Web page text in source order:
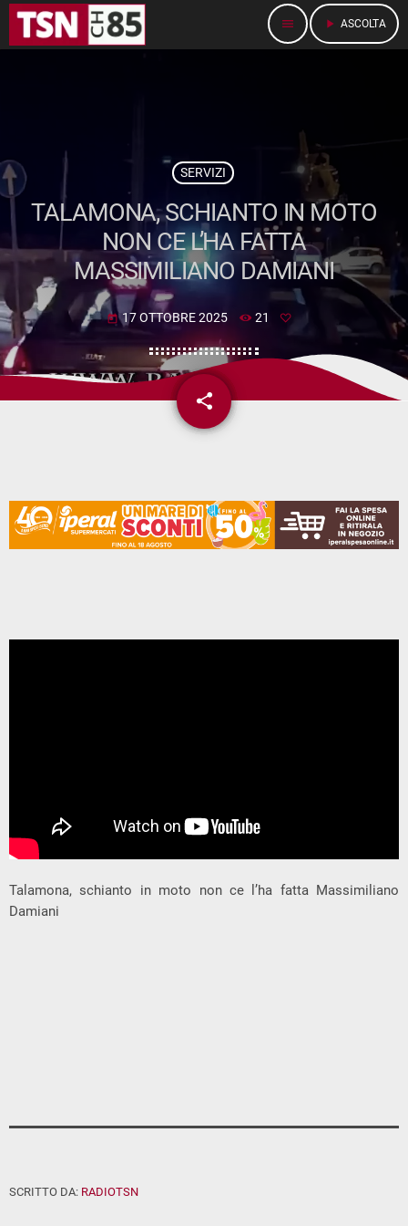
menu play_arrow ASCOLTA
SERVIZI
TALAMONA, SCHIANTO IN MOTO
NON CE L’HA FATTA
MASSIMILIANO DAMIANI
today 17 OTTOBRE 2025 21
share
email
Talamona, schianto in moto non ce l’ha fatta Massimiliano
Damiani
SCRITTO DA: RADIOTSN